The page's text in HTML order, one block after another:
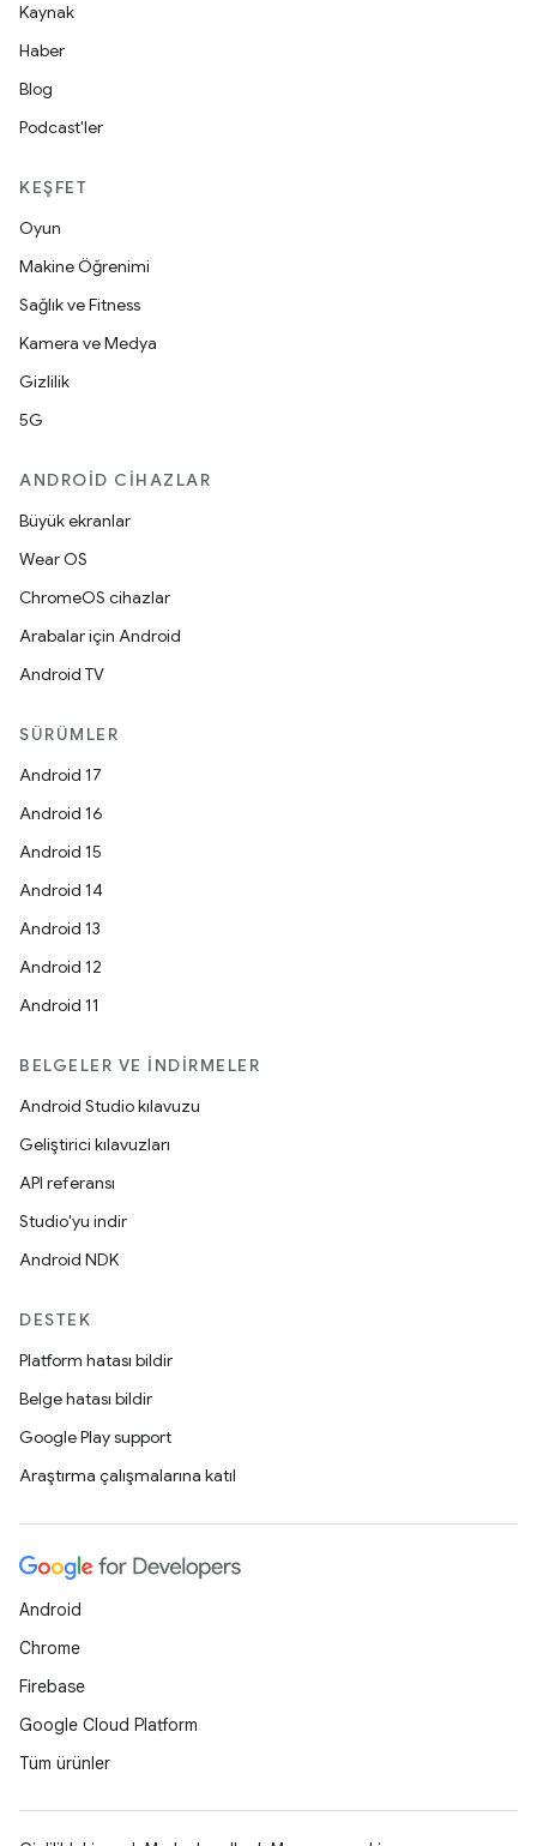
Kaynak
Haber
Blog
Podcast'ler
KEŞFET
Oyun
Makine Öğrenimi
Sağlık ve Fitness
Kamera ve Medya
Gizlilik
5G
ANDROID CIHAZLAR
Büyük ekranlar
Wear OS
ChromeOS cihazlar
Arabalar için Android
Android TV
SÜRÜMLER
Android 17
Android 16
Android 15
Android 14
Android 13
Android 12
Android 11
BELGELER VE İNDIRMELER
Android Studio kılavuzu
Geliştirici kılavuzları
API referansı
Studio'yu indir
Android NDK
DESTEK
Platform hatası bildir
Belge hatası bildir
Google Play support
Araştırma çalışmalarına katıl
Android
Chrome
Firebase
Google Cloud Platform
Tüm ürünler